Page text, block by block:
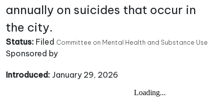
annually on suicides that occur in
the city.
Status: Filed Committee on Mental Health and Substance Use
Sponsored by
Introduced: January 29, 2026